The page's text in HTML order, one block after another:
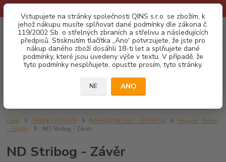
Vstupujete na stránky společnosti QINS s.r.o. se zbožím, k
jehož nákupu musíte splňovat dané podmínky dle zákona č.
119/2002 Sb. o střelných zbraních a střelivu a následujících
předpisů. Stisknutím tlačítka „Ano“ potvrzujete, že jste pro
nákup daného zboží dosáhli 18-ti let a splňujete dané
podmínky, které jsou uvedeny výše v textu. V případě, že
tyto podmínky nesplňujete, opusťte prosím, tyto stránky.
NE ANO
Menu
CZK 0
za0,00 Kč
Úvod GRAND POWER NÁHRADNÍ DÍLY - STRIBOG
Hlavně - Rámy
- Závěry
ND Stribog - Závěr
ND Stribog - Závěr